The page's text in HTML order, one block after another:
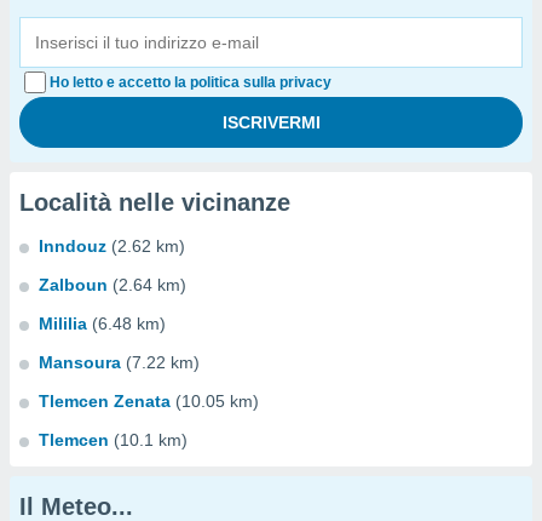
Ho letto e accetto la politica sulla privacy
Località nelle vicinanze
Inndouz (2.62 km)
Zalboun (2.64 km)
Mililia (6.48 km)
Mansoura (7.22 km)
Tlemcen Zenata (10.05 km)
Tlemcen (10.1 km)
Il Meteo...